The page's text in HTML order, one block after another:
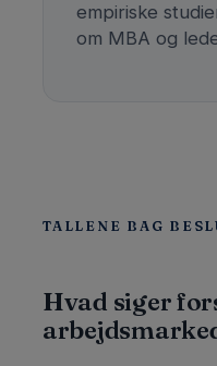
empiriske
om MBA og
TALLENE BAG
Hvad siger